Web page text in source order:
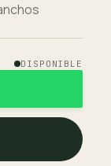
DISPONIBLE